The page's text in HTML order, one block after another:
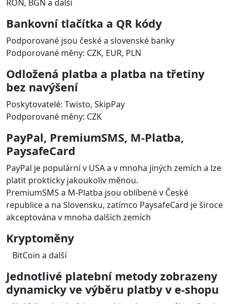
Funkce platebního moduluGoPay
proPrestaShop
Platba kartou, Apple Pay, Google Pay
Podporované značky platebních karet: VISA, VISA
Electron, MasterCard
Podporované měny: CZK, EUR, PLN, HUF, GBP, USD,
RON, BGN a další
Bankovní tlačítka a QR kódy